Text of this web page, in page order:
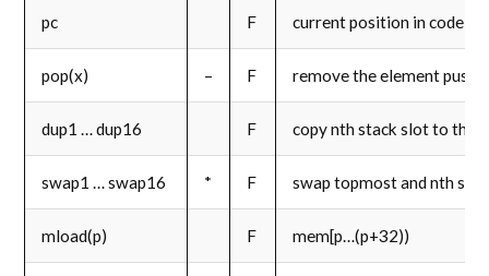
pc F current position in code
pop(x) – F remove the element
dup1 … dup16 F copy nth stack slot to the
swap1 … swap16 * F swap topmost and nth
mload(p) F mem[p…(p+32))